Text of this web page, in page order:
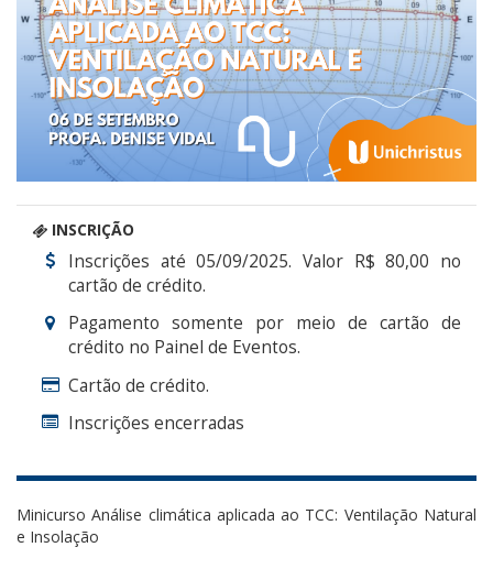
INSCRIÇÃO
Inscrições até 05/09/2025. Valor R$ 80,00 no
cartão de crédito.
Pagamento somente por meio de cartão de
crédito no Painel de Eventos.
Cartão de crédito.
Inscrições encerradas
Minicurso Análise climática aplicada ao TCC: Ventilação Natural
e Insolação